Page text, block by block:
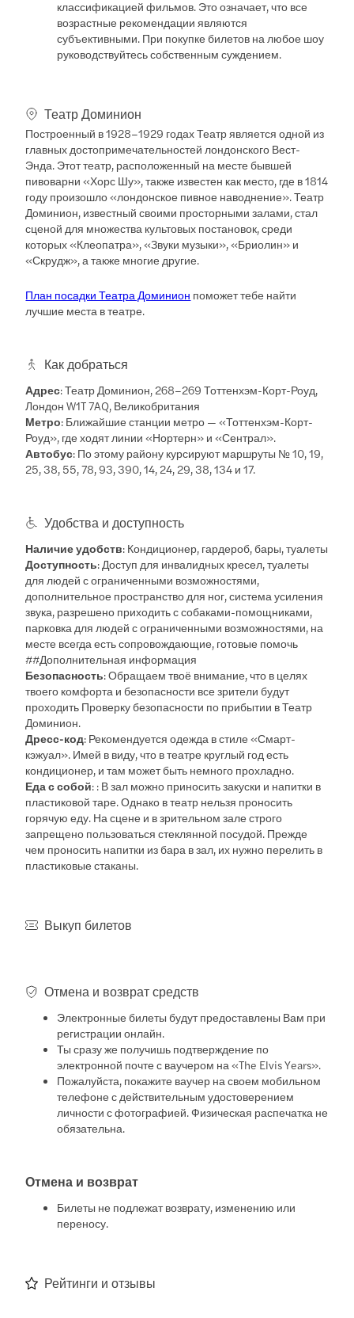
классификацией фильмов. Это означает, что все
возрастные рекомендации являются
субъективными. При покупке билетов на любое шоу
руководствуйтесь собственным суждением.
Театр Доминион
Построенный в 1928–1929 годах Театрявляется одной из
главных достопримечательностей лондонского Вест-
Энда. Этот театр, расположенный на месте бывшей
пивоварни «Хорс Шу», также известен как место, где в 1814
году произошло «лондонское пивное наводнение». Театр
Доминион, известный своими просторными залами, стал
сценой для множества культовых постановок, среди
которых «Клеопатра», «Звуки музыки», «Бриолин» и
«Скрудж», а также многие другие.
План посадки Театра Доминион поможет тебе найти
лучшие места в театре.
Как добраться
Адрес: Театр Доминион, 268–269 Тоттенхэм-Корт-Роуд,
Лондон W1T 7AQ, Великобритания
Метро: Ближайшие станции метро — «Тоттенхэм-Корт-
Роуд», где ходят линии «Нортерн» и «Сентрал».
Автобус: По этому району курсируют маршруты № 10, 19,
25, 38, 55, 78, 93, 390, 14, 24, 29, 38, 134 и 17.
Удобства и доступность
Наличие удобств: Кондиционер, гардероб, бары, туалеты
Доступность: Доступ для инвалидных кресел, туалеты
для людей с ограниченными возможностями,
дополнительное пространство для ног, система усиления
звука, разрешено приходить с собаками-помощниками,
парковка для людей с ограниченными возможностями, на
месте всегда есть сопровождающие, готовые помочь
##Дополнительная информация
Безопасность: Обращаем твоё внимание, что в целях
твоего комфорта и безопасности все зрители будут
проходить Проверку безопасности по прибытии в Театр
Доминион.
Дресс-код: Рекомендуется одежда в стиле «Смарт-
кэжуал». Имей в виду, что в театре круглый год есть
кондиционер, и там может быть немного прохладно.
Еда с собой: : В зал можно приносить закуски и напитки в
пластиковой таре. Однако в театр нельзя проносить
горячую еду. На сцене и в зрительном зале строго
запрещено пользоваться стеклянной посудой. Прежде
чем проносить напитки из бара в зал, их нужно перелить в
пластиковые стаканы.
Выкуп билетов
Отмена и возврат средств
Электронные билеты будут предоставлены Вам при
регистрации онлайн.
Ты сразу же получишь подтверждение по
электронной почте с ваучером на «The Elvis Years».
Пожалуйста, покажите ваучер на своем мобильном
телефоне с действительным удостоверением
личности с фотографией. Физическая распечатка не
обязательна.
Отмена и возврат
Билеты не подлежат возврату, изменению или
переносу.
Рейтинги и отзывы